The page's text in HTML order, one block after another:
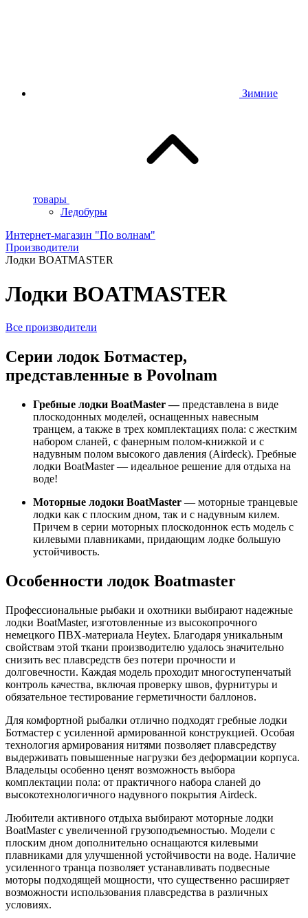
Зимние
товары
Ледобуры
Интернет-магазин "По волнам"
Производители
Лодки BOATMASTER
Лодки BOATMASTER
Все производители
Серии лодок Ботмастер,
представленные в Povolnam
Гребные лодки BoatMaster —представлена в виде
плоскодонных моделей, оснащенных навесным
транцем, а также в трех комплектациях пола: с жестким
набором сланей, с фанерным полом-книжкой и с
надувным полом высокого давления (Airdeck). Гребные
лодки BoatMaster — идеальное решение для отдыха на
воде!
Моторные лодоки BoatMaster — моторные транцевые
лодки как с плоским дном, так и с надувным килем.
Причем в серии моторных плоскодоннок есть модель с
килевыми плавниками, придающим лодке большую
устойчивость.
Особенности лодок Boatmaster
Профессиональные рыбаки и охотники выбирают надежные
лодки BoatMaster, изготовленные из высокопрочного
немецкого ПВХ-материала Heytex. Благодаря уникальным
свойствам этой ткани производителю удалось значительно
снизить вес плавсредств без потери прочности и
долговечности. Каждая модель проходит многоступенчатый
контроль качества, включая проверку швов, фурнитуры и
обязательное тестирование герметичности баллонов.
Для комфортной рыбалки отлично подходят гребные лодки
Ботмастер с усиленной армированной конструкцией. Особая
технология армирования нитями позволяет плавсредству
выдерживать повышенные нагрузки без деформации корпуса.
Владельцы особенно ценят возможность выбора
комплектации пола: от практичного набора сланей до
высокотехнологичного надувного покрытия Airdeck.
Любители активного отдыха выбирают моторные лодки
BoatMaster с увеличенной грузоподъемностью. Модели с
плоским дном дополнительно оснащаются килевыми
плавниками для улучшенной устойчивости на воде. Наличие
усиленного транца позволяет устанавливать подвесные
моторы подходящей мощности, что существенно расширяет
возможности использования плавсредства в различных
условиях.